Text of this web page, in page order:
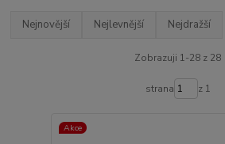
Nejnovější Nejlevnější Nejdražší
Zobrazuji 1-28 z 28
strana z 1
Akce